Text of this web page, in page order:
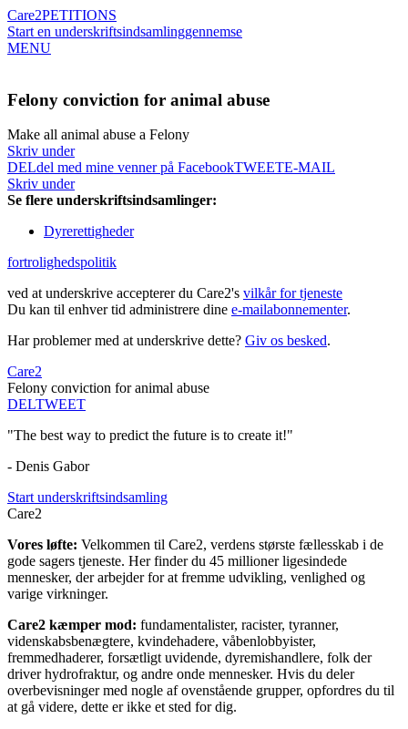
Care2PETITIONS
Start en underskriftsindsamlinggennemse
MENU
Felony conviction for animal abuse
Make all animal abuse a Felony
Skriv under
DELdel med mine venner på FacebookTWEETE-MAIL
Skriv under
Se flere underskriftsindsamlinger:
Dyrerettigheder
fortrolighedspolitik
ved at underskrive accepterer du Care2's vilkår for tjeneste
Du kan til enhver tid administrere dine e-mailabonnementer.
Har problemer med at underskrive dette? Giv os besked.
Care2
Felony conviction for animal abuse
DELTWEET
"The best way to predict the future is to create it!"
- Denis Gabor
Start underskriftsindsamling
Care2
Vores løfte: Velkommen til Care2, verdens største fællesskab i de
gode sagers tjeneste. Her finder du 45 millioner ligesindede
mennesker, der arbejder for at fremme udvikling, venlighed og
varige virkninger.
Care2 kæmper mod: fundamentalister, racister, tyranner,
videnskabsbenægtere, kvindehadere, våbenlobbyister,
fremmedhaderer, forsætligt uvidende, dyremishandlere, folk der
driver hydrofraktur, og andre onde mennesker. Hvis du deler
overbevisninger med nogle af ovenstående grupper, opfordres du til
at gå videre, dette er ikke et sted for dig.